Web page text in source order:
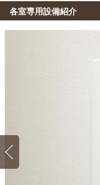
徒歩7分→柚須駅→
分
福岡医健・スポーツ専門
電車：『柚須』→（
『博多駅シティ銀
武田塾医進館(福岡校)
福岡情報ITクリエイター
Aタイプ
1K 19.6㎡〜19.6㎡
各室専用設備紹介